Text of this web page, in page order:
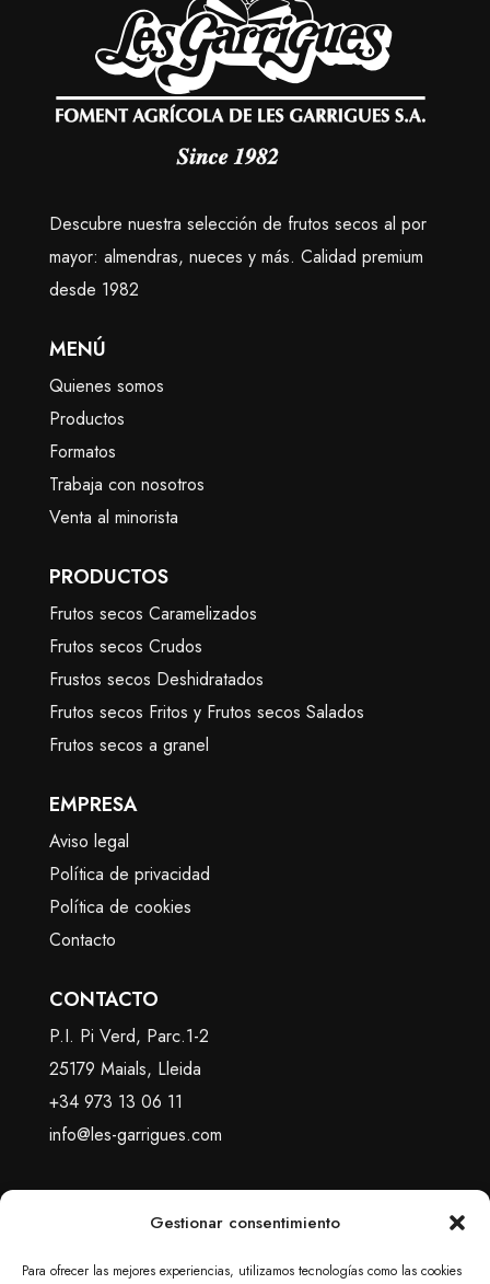
Gestionar consentimiento
Para ofrecer las mejores experiencias, utilizamos tecnologías como las cookies
Descubre nuestra selección de frutos secos al por
mayor: almendras, nueces y más. Calidad premium
desde 1982
MENÚ
Quienes somos
Productos
Formatos
Trabaja con nosotros
Venta al minorista
PRODUCTOS
Frutos secos Caramelizados
Frutos secos Crudos
Frustos secos Deshidratados
Frutos secos Fritos y Frutos secos Salados
Frutos secos a granel
EMPRESA
Aviso legal
Política de privacidad
Política de cookies
Contacto
CONTACTO
P.I. Pi Verd, Parc.1-2
25179 Maials, Lleida
+34 973 13 06 11
info@les-garrigues.com